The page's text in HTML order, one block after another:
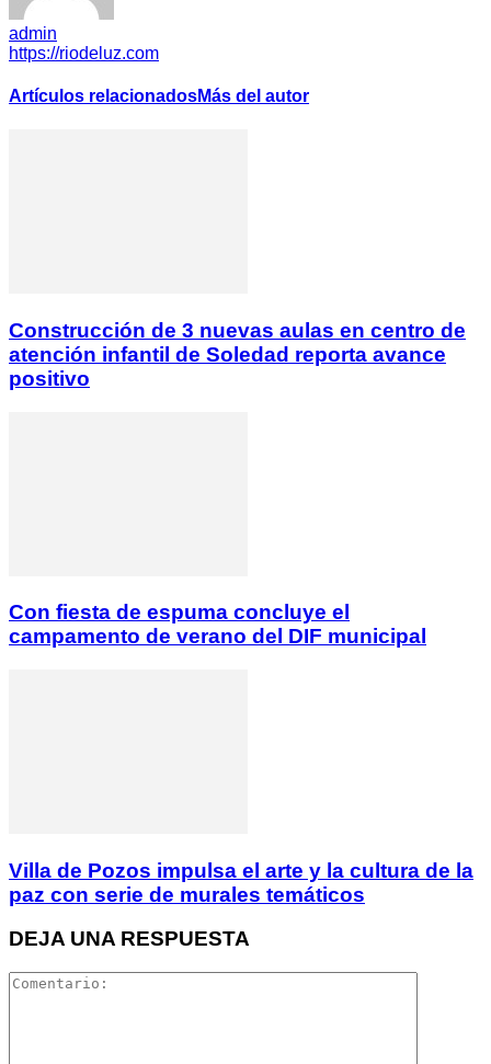
admin
https://riodeluz.com
Artículos relacionadosMás del autor
Construcción de 3 nuevas aulas en centro de
atención infantil de Soledad reporta avance
positivo
Con fiesta de espuma concluye el
campamento de verano del DIF municipal
Villa de Pozos impulsa el arte y la cultura de la
paz con serie de murales temáticos
DEJA UNA RESPUESTA